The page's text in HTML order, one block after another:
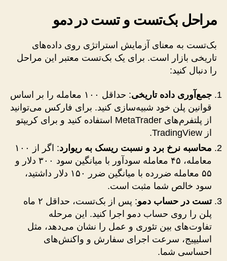
مراحل بک‌تست و تست در دمو
بک‌تست به معنای آزمایش استراتژی روی داده‌های
تاریخی بازار است. برای یک بک‌تست معتبر این مراحل
را دنبال کنید:
جمع‌آوری داده تاریخی
: حداقل ۱۰۰ معامله را بر اساس
قوانین پلن خود شبیه‌سازی کنید. برای فارکس می‌توانید
از پلتفرم‌های MetaTrader استفاده کنید و برای کریپتو
از TradingView.
محاسبه نرخ برد و نسبت ریسک به ریوارد
: اگر از ۱۰۰
معامله، ۴۵ معامله سودآور با میانگین سود ۳۰۰ دلار و
۵۵ معامله ضررده با میانگین ضرر ۱۵۰ دلار داشتید،
سود خالص شما مثبت است.
تست در حساب دمو
: پس از بک‌تست، حداقل ۲ ماه
پلن را روی حساب دمو اجرا کنید. این مرحله
تفاوت‌های بین تئوری و عمل را نشان می‌دهد، مثل
اسلیپیج، سرعت اجرای سفارش و واکنش‌های
احساسی شما.